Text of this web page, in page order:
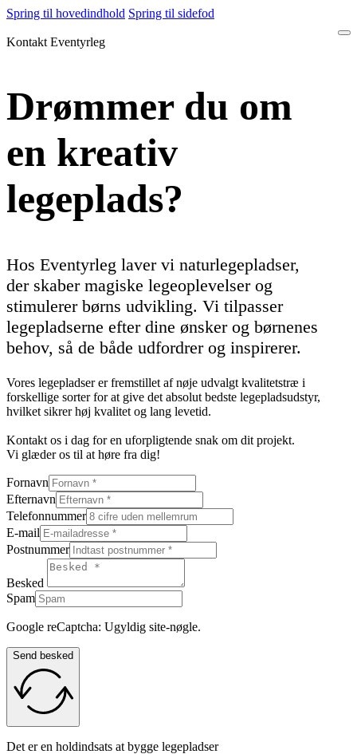
Spring til hovedindhold Spring til sidefod
Kontakt Eventyrleg
Drømmer du om
en kreativ
legeplads?
Hos Eventyrleg laver vi naturlegepladser,
der skaber magiske legeoplevelser og
stimulerer børns udvikling. Vi tilpasser
legepladserne efter dine ønsker og børnenes
behov, så de både udfordrer og inspirerer.
Vores legepladser er fremstillet af nøje udvalgt kvalitetstræ i
forskellige sorter for at give det absolut bedste legepladsudstyr,
hvilket sikrer høj kvalitet og lang levetid.
Kontakt os i dag for en uforpligtende snak om dit projekt.
Vi glæder os til at høre fra dig!
Fornavn
Efternavn
Telefonnummer
E-mail
Postnummer
Besked
Spam
Google reCaptcha: Ugyldig site-nøgle.
Send besked
Det er en holdindsats at bygge legepladser